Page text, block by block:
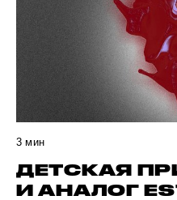
3 мин
ДЕТСКАЯ
И АНАЛОГ